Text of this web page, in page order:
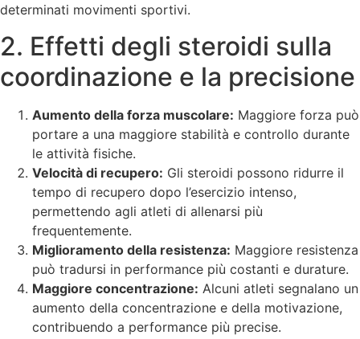
determinati movimenti sportivi.
2. Effetti degli steroidi sulla
coordinazione e la precisione
Aumento della forza muscolare: Maggiore forza può
portare a una maggiore stabilità e controllo durante
le attività fisiche.
Velocità di recupero: Gli steroidi possono ridurre il
tempo di recupero dopo l’esercizio intenso,
permettendo agli atleti di allenarsi più
frequentemente.
Miglioramento della resistenza: Maggiore resistenza
può tradursi in performance più costanti e durature.
Maggiore concentrazione: Alcuni atleti segnalano un
aumento della concentrazione e della motivazione,
contribuendo a performance più precise.